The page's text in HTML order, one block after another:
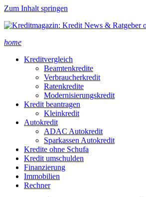
Zum Inhalt springen
home
Kreditvergleich
Beamtenkredite
Verbraucherkredit
Ratenkredite
Modernisierungskredit
Kredit beantragen
Kleinkredit
Autokredit
ADAC Autokredit
Sparkassen Autokredit
Kredite ohne Schufa
Kredit umschulden
Finanzierung
Immobilien
Rechner